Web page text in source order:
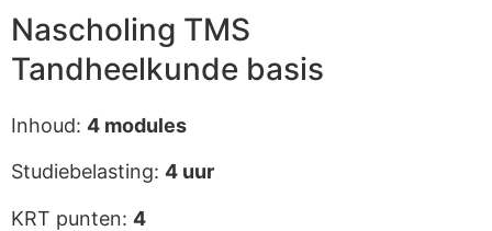
Nascholing TMS
Tandheelkunde basis
Inhoud: 4 modules
Studiebelasting: 4 uur
KRT punten: 4